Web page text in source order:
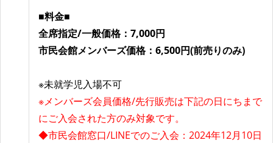
■料金■
全席指定/一般価格：7,000円
市民会館メンバーズ価格：6,500円(前売りのみ)
※未就学児入場不可
※メンバーズ会員価格/先行販売は下記の日にちまで
にご入会された方のみ対象です。
◆市民会館窓口/LINEでのご入会：2024年12月10日